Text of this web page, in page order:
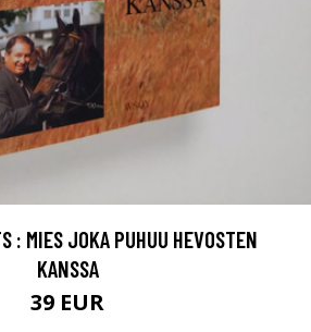
: MIES JOKA PUHUU HEVOSTEN
KANSSA
39 EUR